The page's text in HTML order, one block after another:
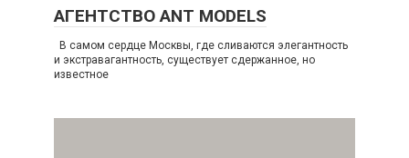
АГЕНТСТВО ANT MODELS
В самом сердце Москвы, где сливаются элегантность
и экстравагантность, существует сдержанное, но
известное